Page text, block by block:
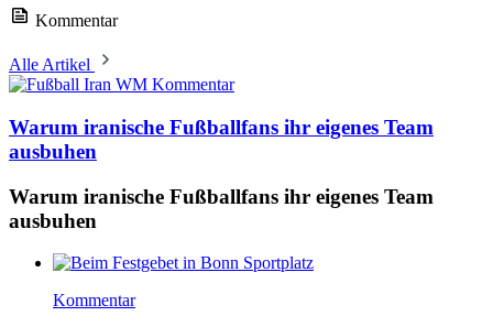
Kommentar
Alle Artikel
Kommentar
Warum iranische Fußballfans ihr eigenes Team
ausbuhen
Warum iranische Fußballfans ihr eigenes Team
ausbuhen
Kommentar